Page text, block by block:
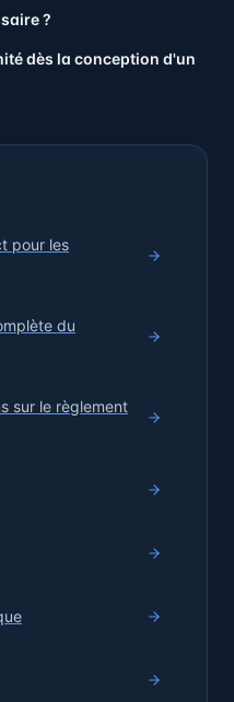
?
dès la conception d'un
pour les
du
sur le règlement